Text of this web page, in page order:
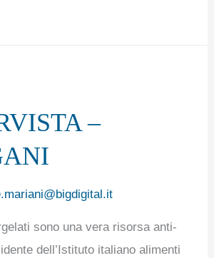
–
sono una vera risorsa anti-
dell’Istituto italiano alimenti